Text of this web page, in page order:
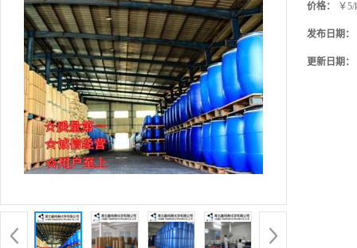
价格： ￥5/
发布日期：
更新日期：